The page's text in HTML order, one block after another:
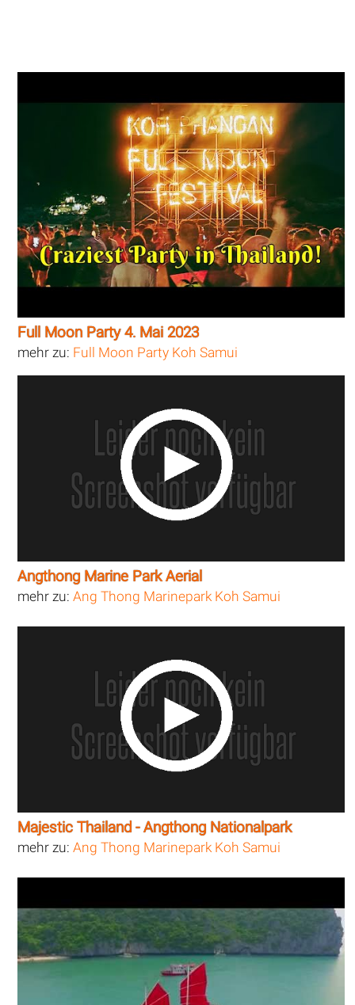
Full Moon Party 4. Mai 2023
mehr zu: Full Moon Party Koh Samui
Angthong Marine Park Aerial
mehr zu:Ang Thong Marinepark Koh Samui
Majestic Thailand - Angthong Nationalpark
mehr zu:Ang Thong Marinepark Koh Samui